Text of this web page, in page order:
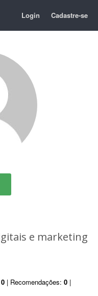
Login Cadastre-se
e marketing
0 | Recomendações: 0 |